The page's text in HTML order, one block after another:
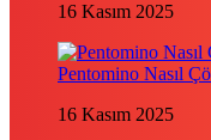
16 Kasım 2025
Pentomino Nasıl
16 Kasım 2025